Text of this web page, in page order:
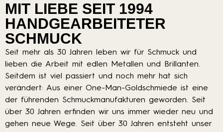
MIT LIEBE SEIT 1994
HANDGEARBEITETER
SCHMUCK
Seit mehr als 30 Jahren leben wir für Schmuck und
lieben die Arbeit mit edlen Metallen und Brillanten.
Seitdem ist viel passiert und noch mehr hat sich
verändert: Aus einer One-Man-Goldschmiede ist eine
der führenden Schmuckmanufakturen geworden. Seit
über 30 Jahren erfinden wir uns immer wieder neu und
gehen neue Wege. Seit über 30 Jahren entsteht unser